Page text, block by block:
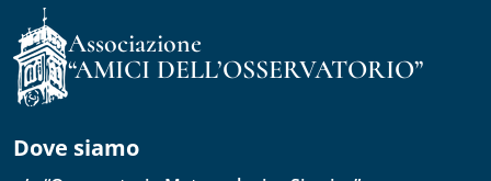
Associazione
“AMICI DELL’OSSERVATORIO”
Dove siamo